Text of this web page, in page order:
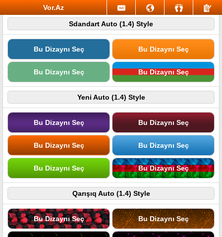
Vor.Az
Sdandart Auto (1.4) Style
Bu Dizaynı Seç Bu Dizaynı Seç
Bu Dizaynı Seç Bu Dizaynı Seç
Yeni Auto (1.4) Style
Bu Dizaynı Seç Bu Dizaynı Seç
Bu Dizaynı Seç Bu Dizaynı Seç
Bu Dizaynı Seç Bu Dizaynı Seç
Qarışıq Auto (1.4) Style
Bu Dizaynı Seç Bu Dizaynı Seç